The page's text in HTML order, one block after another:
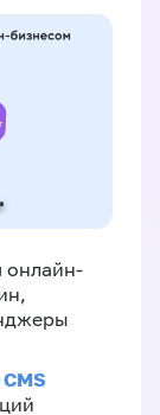
онлайн-